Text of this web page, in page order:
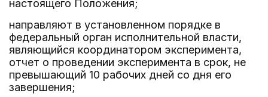
настоящего Положения;
направляют в установленном порядке в
федеральный орган исполнительной власти,
являющийся координатором эксперимента,
отчет о проведении эксперимента в срок, не
превышающий 10 рабочих дней со дня его
завершения;